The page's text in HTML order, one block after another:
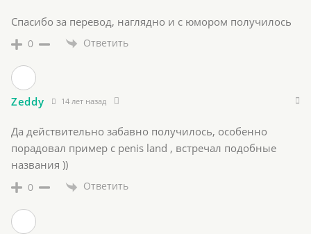
Спасибо за перевод, наглядно и с юмором получилось
0 Ответить
Zeddy 14 лет назад
Да действительно забавно получилось, особенно
порадовал пример с penis land , встречал подобные
названия ))
0 Ответить